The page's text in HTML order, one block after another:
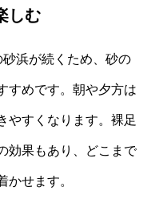
しむ
浜が続くため、砂の
すめです。朝や夕方は
やすくなります。裸足
効果もあり、どこまで
かせます。